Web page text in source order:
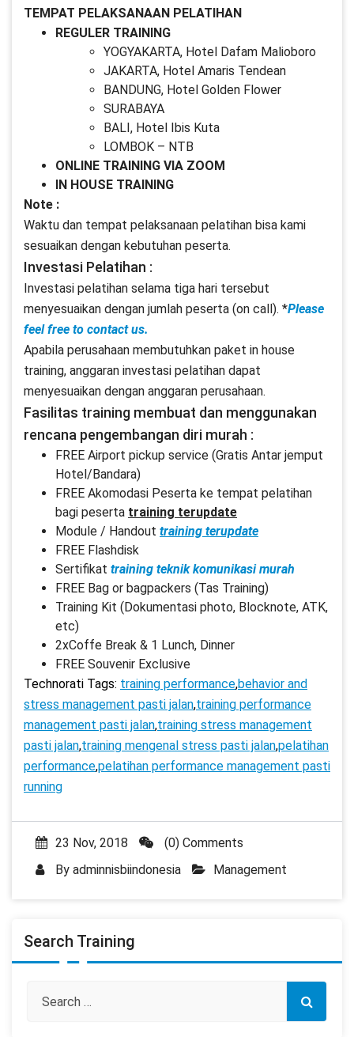
TEMPAT PELAKSANAAN PELATIHAN
REGULER TRAINING
YOGYAKARTA, Hotel Dafam Malioboro
JAKARTA, Hotel Amaris Tendean
BANDUNG, Hotel Golden Flower
SURABAYA
BALI, Hotel Ibis Kuta
LOMBOK – NTB
ONLINE TRAINING VIA ZOOM
IN HOUSE TRAINING
Note :
Waktu dan tempat pelaksanaan pelatihan bisa kami
sesuaikan dengan kebutuhan peserta.
Investasi Pelatihan :
Investasi pelatihan selama tiga hari tersebut
menyesuaikan dengan jumlah peserta (on call). *Please
feel free to contact us.
Apabila perusahaan membutuhkan paket in house
training, anggaran investasi pelatihan dapat
menyesuaikan dengan anggaran perusahaan.
Fasilitas training membuat dan menggunakan
rencana pengembangan diri murah :
FREE Airport pickup service (Gratis Antar jemput
Hotel/Bandara)
FREE Akomodasi Peserta ke tempat pelatihan
bagi peserta training terupdate
Module / Handout training terupdate
FREE Flashdisk
Sertifikat training teknik komunikasi murah
FREE Bag or bagpackers (Tas Training)
Training Kit (Dokumentasi photo, Blocknote, ATK,
etc)
2xCoffe Break & 1 Lunch, Dinner
FREE Souvenir Exclusive
Technorati Tags: training performance,behavior and
stress management pasti jalan,training performance
management pasti jalan,training stress management
pasti jalan,training mengenal stress pasti jalan,pelatihan
performance,pelatihan performance management pasti
running
23 Nov, 2018
(0) Comments
By adminnisbiindonesia Management
Search Training